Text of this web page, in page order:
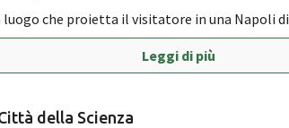
luogo che proietta il visitatore in una Napoli
Leggi di più
della Scienza